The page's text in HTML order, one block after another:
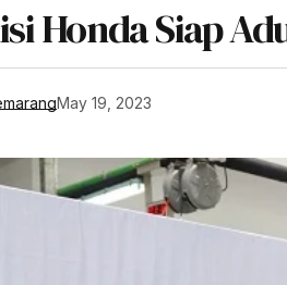
Honda Siap
May 19, 2023